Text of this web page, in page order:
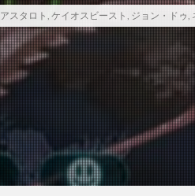
アスタロト , ケイオスビースト , ジョン・ドゥ,